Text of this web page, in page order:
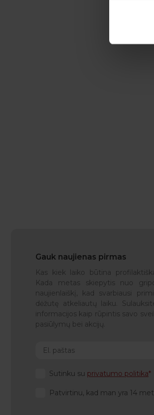
Gauk naujienas pirmas
Kas kiek laiko būtina
Kada metas skiepytis nuo
naujienlaiškį, kad svarbiausi
dėžutę atkeliautų laiku.
informacijos kaip rūpintis savo
pasiūlymų bei akcijų.
Sutinku su privatumo politika
Patvirtinu, kad man yra 14